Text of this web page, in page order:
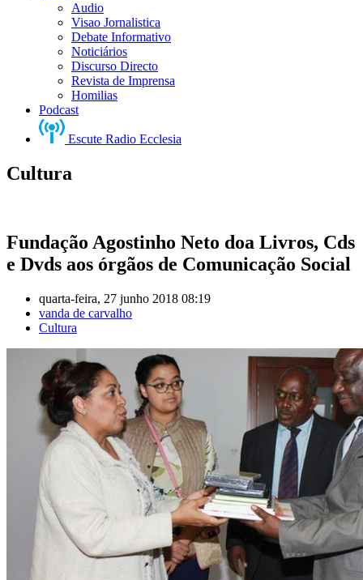
Audio
Visao Jornalistica
Debate Informativo
Noticiários
Discurso Directo
Revista de Imprensa
Homilias
Podcast
Escute Radio Ecclesia
Cultura
Fundação Agostinho Neto doa Livros, Cds
e Dvds aos órgãos de Comunicação Social
quarta-feira, 27 junho 2018 08:19
vanda de carvalho
Cultura